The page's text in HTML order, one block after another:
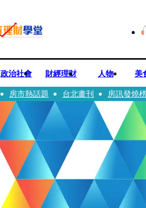
政治社會 財經理財 人物 美
房市熱話題 台北畫刊 房訊發燒